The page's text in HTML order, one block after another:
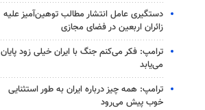
دستگیری عامل انتشار مطالب توهین‌آمیز علیه
زائران اربعین در فضای مجازی
ترامپ: فکر می‌کنم جنگ با ایران خیلی زود پایان
می‌یابد
ترامپ: همه چیز درباره ایران به طور استثنایی
خوب پیش می‌رود